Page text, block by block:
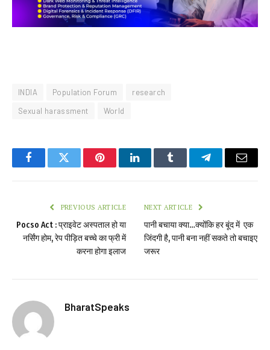
INDIA Population Forum
research
Sexual harassment
World
FacebookTwitter PinterestLinkedInTumblr TelegramEmail
PREVIOUS ARTICLE
Pocso Act : प्राइवेट अस्पताल हो या
नर्सिंग होम, रेप पीड़ित बच्चे का फ्री में
करना होगा इलाज
NEXT ARTICLE
पानी बचाया क्या…क्योंकि हर बूंद में एक
जिंदगी है, पानी बना नहीं सकते तो बचाइए
जरूर
BharatSpeaks